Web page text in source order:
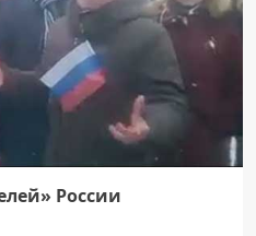
России